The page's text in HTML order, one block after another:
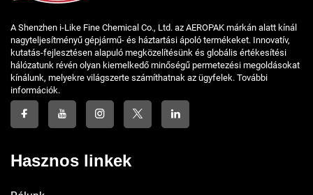
A Shenzhen i-Like Fine Chemical Co., Ltd. az AEROPAK márkán alatt kínál
nagyteljesítményű gépjármű- és háztartási ápoló termékeket. Innovatív,
kutatás-fejlesztésen alapuló megközelítésünk és globális értékesítési
hálózatunk révén olyan kiemelkedő minőségű permetezési megoldásokat
kínálunk, melyekre világszerte számíthatnak az ügyfelek. További
információk.
Hasznos linkek